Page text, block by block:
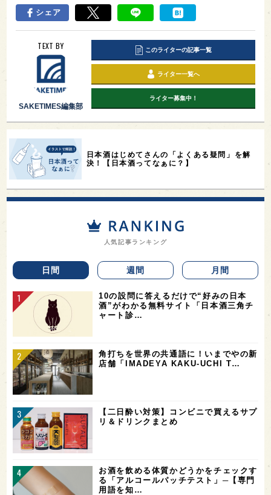
シェア
TEXT BY
SAKETIMES編集部
このライターの記事一覧
ライター一覧へ
ライター募集中！
日本酒はじめてさんの「よくある疑問」を解
決！【日本酒ってなぁに？】
人気記事ランキング
日間 週間 月間
10の設問に答えるだけで“好みの日本
酒”がわかる無料サイト「日本酒三角チ
ャート診…
角打ちを世界の共通語に！いまでやの新
店舗「IMADEYA KAKU-UCHI T…
【二日酔い対策】コンビニで買えるサプ
リ＆ドリンクまとめ
お酒を飲める体質かどうかをチェックす
る「アルコールパッチテスト」─【専門
用語を知…